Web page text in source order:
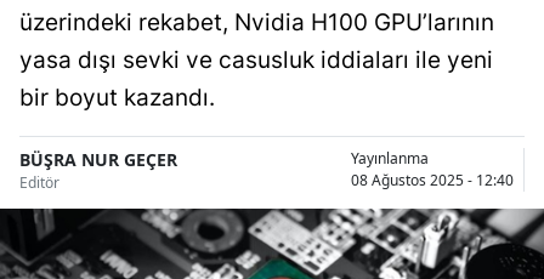
Artvin
Aydın
Bilecik
Bingöl
Bitlis
üzerindeki rekabet, Nvidia H100 GPU’larının
yasa dışı sevki ve casusluk iddiaları ile yeni
bir boyut kazandı.
BÜŞRA NUR GEÇER
Editör
Yayınlanma
08 Ağustos 2025 - 12:40